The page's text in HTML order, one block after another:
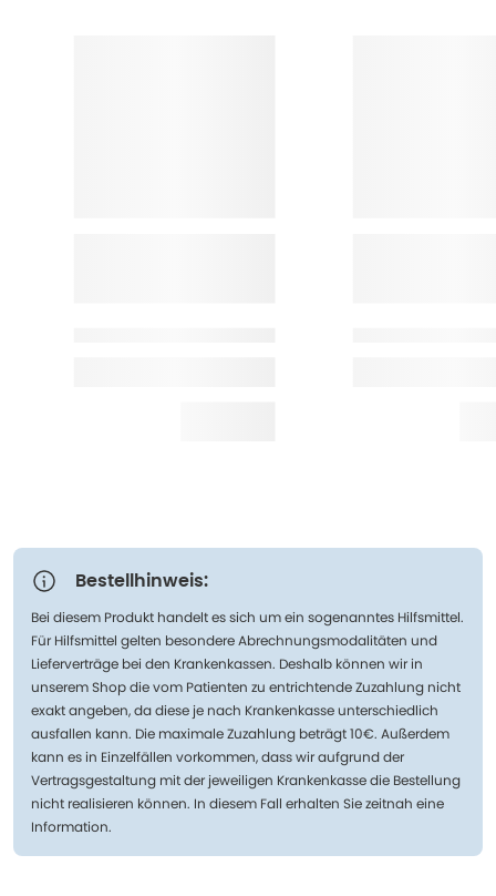
Bestellhinweis:
Bei diesem Produkt handelt es sich um ein sogenanntes Hilfsmittel.
Für Hilfsmittel gelten besondere Abrechnungsmodalitäten und
Lieferverträge bei den Krankenkassen. Deshalb können wir in
unserem Shop die vom Patienten zu entrichtende Zuzahlung nicht
exakt angeben, da diese je nach Krankenkasse unterschiedlich
ausfallen kann. Die maximale Zuzahlung beträgt 10€. Außerdem
kann es in Einzelfällen vorkommen, dass wir aufgrund der
Vertragsgestaltung mit der jeweiligen Krankenkasse die Bestellung
nicht realisieren können. In diesem Fall erhalten Sie zeitnah eine
Information.